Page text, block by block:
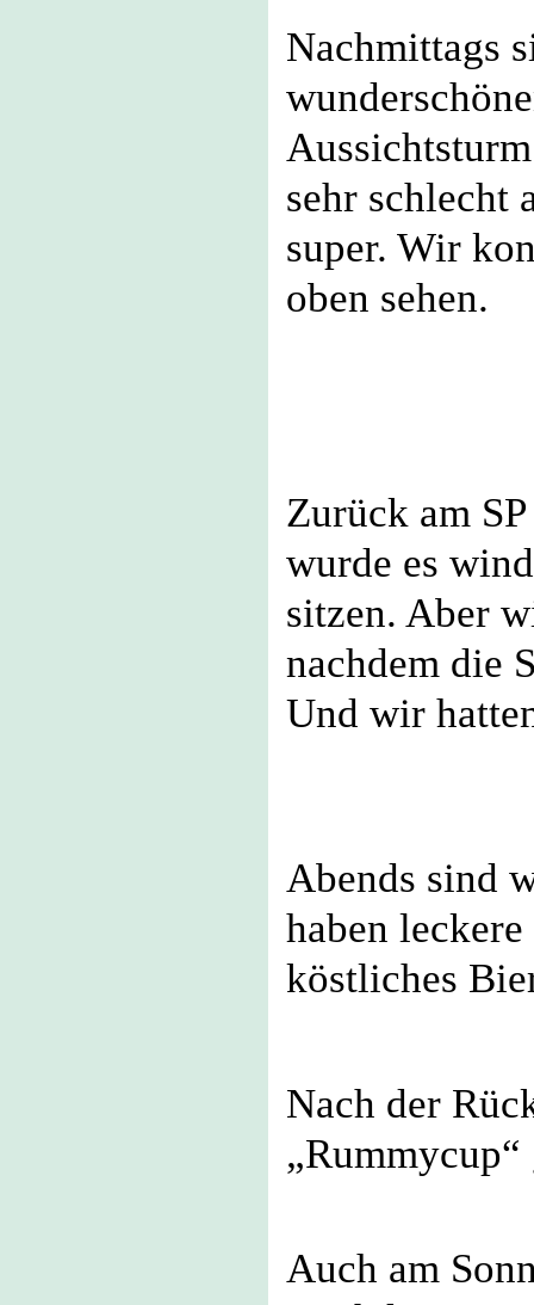
Nachmittags
sehr schlecht
super. Wir
oben sehen.
Zurück am
wurde es
sitzen. Aber
nachdem die
Und wir
Abends sind
haben
köstliches
Nach der
Auch am